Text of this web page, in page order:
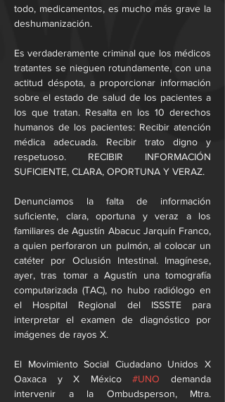
todo, medicamentos, es mucho más grave la
deshumanización.
Es verdaderamente criminal que los médicos
tratantes se nieguen rotundamente, con una
actitud déspota, a proporcionar información
sobre el estado de salud de los pacientes a
los que tratan. Resalta en los 10 derechos
humanos de los pacientes: Recibir atención
médica adecuada. Recibir trato digno y
respetuoso. RECIBIR INFORMACIÓN
SUFICIENTE, CLARA, OPORTUNA Y VERAZ.
Denunciamos la falta de información
suficiente, clara, oportuna y veraz a los
familiares de Agustín Abacuc Jarquín Franco,
a quien perforaron un pulmón, al colocar un
catéter por Oclusión Intestinal. Imagínese,
ayer, tras tomar a Agustín una tomografía
computarizada (TAC), no hubo radiólogo en
el Hospital Regional del ISSSTE para
interpretar el examen de diagnóstico por
imágenes de rayos X.
El Movimiento Social Ciudadano Unidos X
Oaxaca y X México #UNO demanda
intervenir a la Ombudsperson, Mtra.